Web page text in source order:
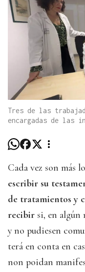
Tres de las
encargadas de las
Cada vez son más
escribir su
de tratamientos y
recibir si, en algún
y no pudiesen
terá en conta en
non poidan